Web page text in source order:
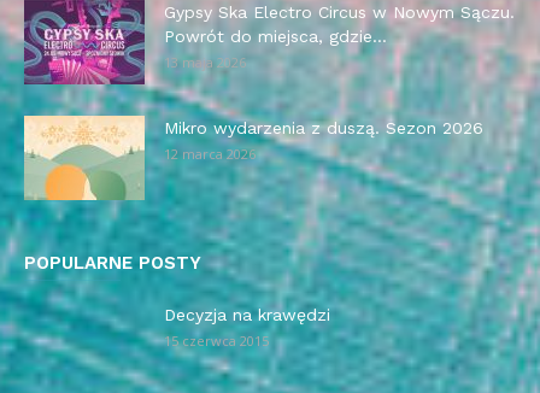
Gypsy Ska Electro Circus w Nowym Sączu.
Powrót do miejsca, gdzie...
13 maja 2026
Mikro wydarzenia z duszą. Sezon 2026
12 marca 2026
POPULARNE POSTY
Decyzja na krawędzi
15 czerwca 2015